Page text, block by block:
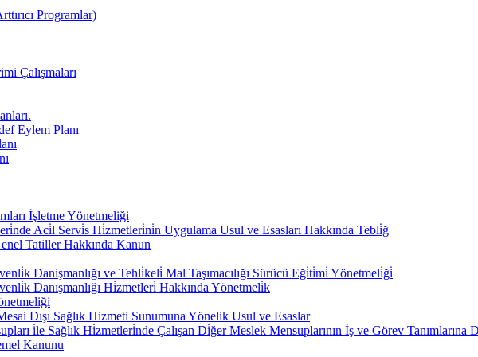
Programlar)
Çalışmaları
Eylem Planı
İşletme Yönetmeliği
Aci̇l Servi̇s Hi̇zmetleri̇ni̇n Uygulama Usul ve Esasları Hakkında Tebli̇ğ
Tatiller Hakkında Kanun
Danişmanlığı ve Tehli̇keli̇ Mal Taşımacılığı Sürücü Eği̇ti̇mi̇ Yönetmeli̇ği̇
Danışmanlığı Hi̇zmetleri̇ Hakkında Yönetmeli̇k
Dışı Sağlık Hizmeti Sunumuna Yönelik Usul ve Esaslar
i̇le Sağlık Hi̇zmetleri̇nde Çalışan Di̇ğer Meslek Mensuplarının İş ve Görev Tanımlarına
Kanunu